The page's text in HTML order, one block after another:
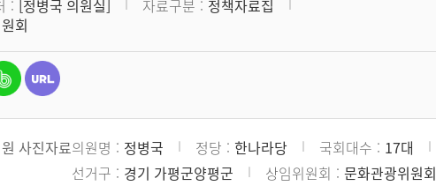
[정병국 의원실] 자료구분
정책자료집
회
의원명 정병국 정당 한나라당 국회대수
17대
선거구
경기 가평군양평군 상임위원회
문화관광위원회